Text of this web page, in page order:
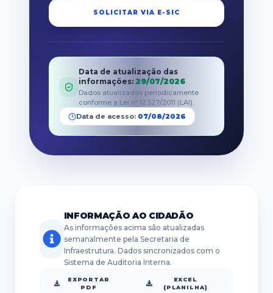
SOLICITAR VIA E-SIC
Data de atualização das
informações: 29/07/2026
Dados atualizados periodicamente
conforme a Lei nº 12.527/2011 (LAI).
Data de acesso: 07/08/2026
INFORMAÇÃO AO CIDADÃO
As informações acima são atualizadas
semanalmente pela Secretaria de
Infraestrutura. Dados sincronizados com o
Sistema de Auditoria Interna.
EXPORTAR
PDF
EXCEL
(PLANILHA)